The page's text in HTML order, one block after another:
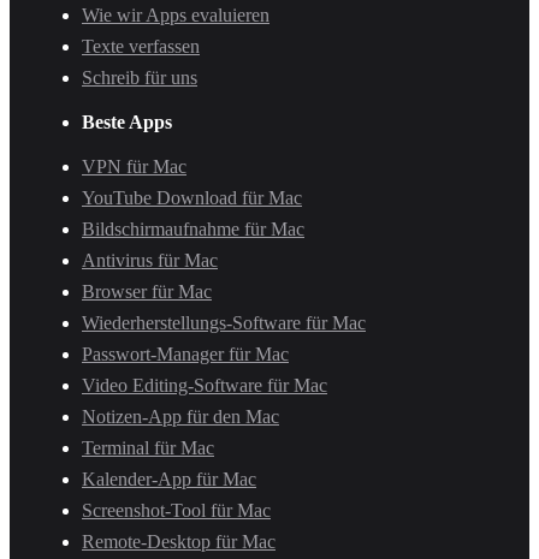
Wie wir Apps evaluieren
Texte verfassen
Schreib für uns
Beste Apps
VPN für Mac
YouTube Download für Mac
Bildschirmaufnahme für Mac
Antivirus für Mac
Browser für Mac
Wiederherstellungs-Software für Mac
Passwort-Manager für Mac
Video Editing-Software für Mac
Notizen-App für den Mac
Terminal für Mac
Kalender-App für Mac
Screenshot-Tool für Mac
Remote-Desktop für Mac